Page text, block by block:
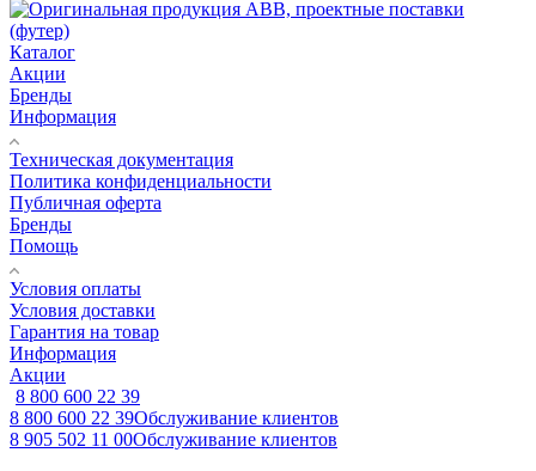
Каталог
Акции
Бренды
Информация
Техническая документация
Политика конфиденциальности
Публичная оферта
Бренды
Помощь
Условия оплаты
Условия доставки
Гарантия на товар
Информация
Акции
8 800 600 22 39
8 800 600 22 39Обслуживание клиентов
8 905 502 11 00Обслуживание клиентов